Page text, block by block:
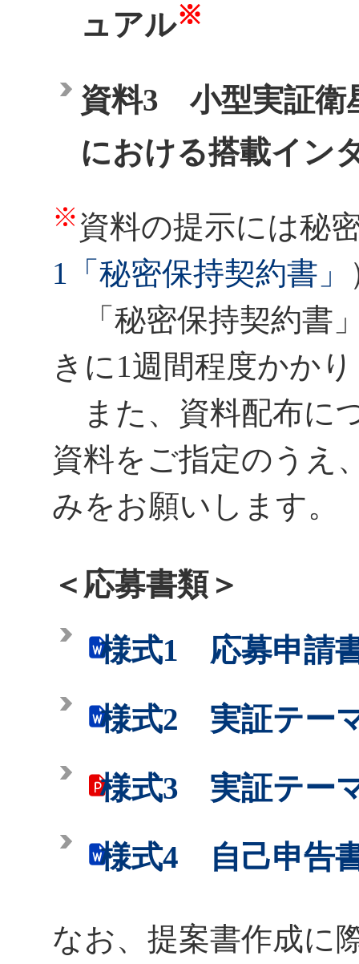
ュアル※
資料3 小型実証衛
における搭載イン
※資料の提示には秘
1「秘密保持契約書」
「秘密保持契約書
きに1週間程度かか
また、資料配布に
資料をご指定のうえ
みをお願いします。
＜応募書類＞
様式1 応募申請
様式2 実証テー
様式3 実証テー
様式4 自己申告
なお、提案書作成に